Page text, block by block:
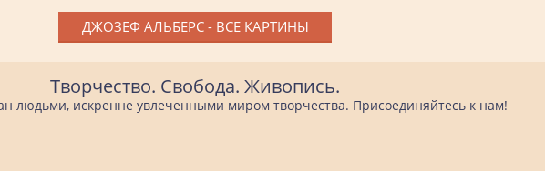
ДЖОЗЕФ АЛЬБЕРС - ВСЕ КАРТИНЫ
Творчество. Свобода. Живопись.
людьми, искренне увлеченными миром творчества. Присоединяйтесь к нам!